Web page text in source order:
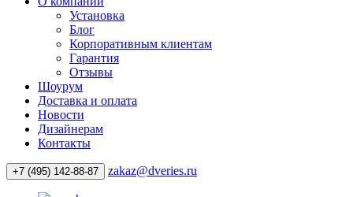
Установка
Блог
Корпоративным клиентам
Гарантия
Отзывы
Шоурум
Доставка и оплата
Новости
Дизайнерам
Контакты
+7 (495) 142-88-87 zakaz@dveries.ru